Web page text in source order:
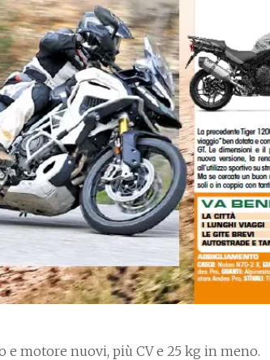
e motore nuovi, più CV e 25 kg in meno.